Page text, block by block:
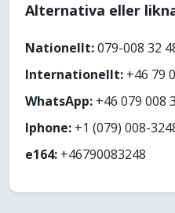
Alternativa eller
Nationellt:079-008 32
Internationellt: +46 79
WhatsApp: +46 079 008
Iphone: +1 (079) 008-
e164: +46790083248